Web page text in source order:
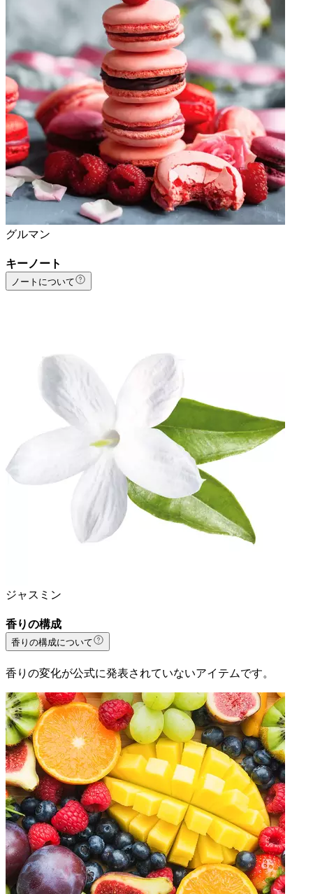
グルマン
キーノート
ノートについて
ジャスミン
香りの構成
香りの構成について
香りの変化が公式に発表されていないアイテムです。